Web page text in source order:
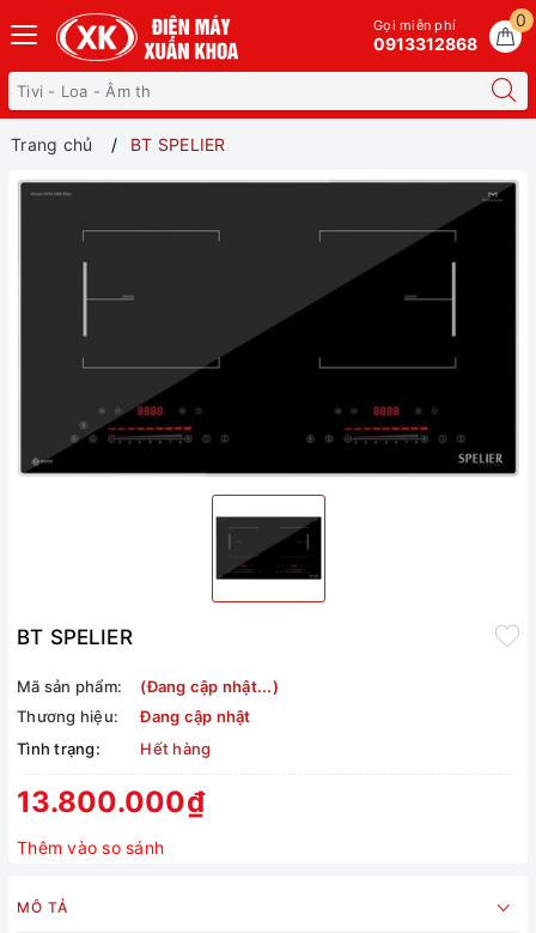
0
Gọi miễn phí
0913312868
Trang chủ BT SPELIER
BT SPELIER
Mã sản phẩm:
(Đang cập nhật...)
Thương hiệu:
Đang cập nhật
Tình trạng:
Hết hàng
13.800.000₫
Thêm vào so sánh
MÔ TẢ